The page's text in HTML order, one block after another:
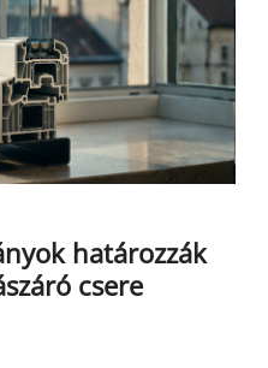
határozzák
csere